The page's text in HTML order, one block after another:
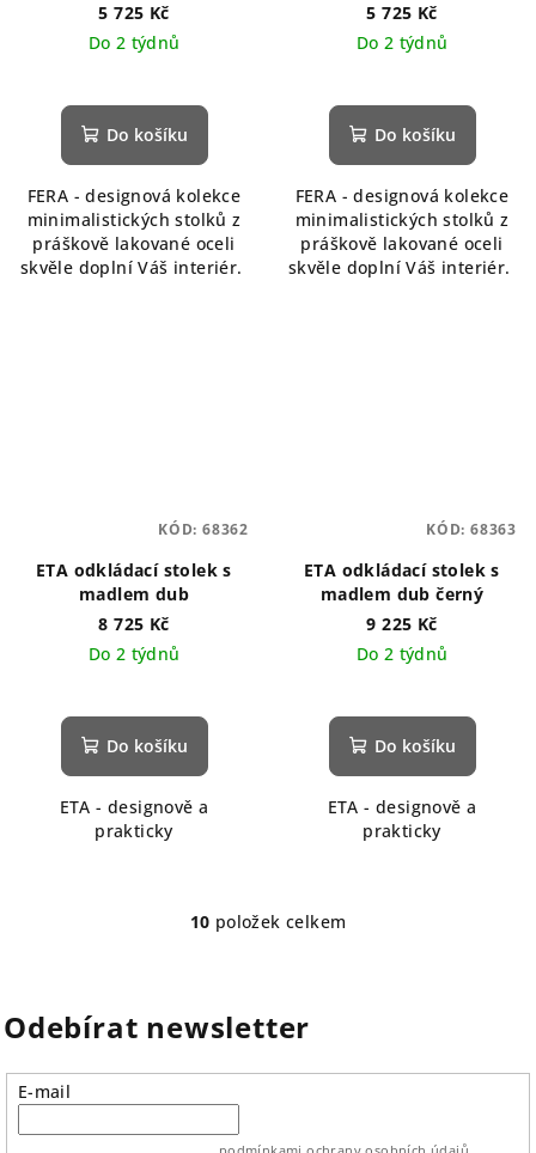
5 725 Kč
Do 2 týdnů
Do košíku
FERA - designová kolekce
minimalistických stolků z
práškově lakované oceli
skvěle doplní Váš interiér.
5 725 Kč
Do 2 týdnů
Do košíku
FERA - designová kolekce
minimalistických stolků z
práškově lakované oceli
skvěle doplní Váš interiér.
ETA odkládací stolek s
madlem dub
8 725 Kč
Do 2 týdnů
Do košíku
ETA - designově a
prakticky
KÓD: 68362
ETA odkládací stolek s
madlem dub černý
9 225 Kč
Do 2 týdnů
Do košíku
ETA - designově a
prakticky
KÓD: 68363
O
á
d
a
10 položek celkem
Odebírat newsletter
E-mail